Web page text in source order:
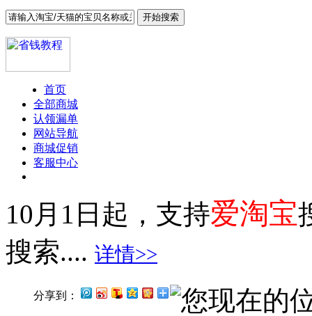
开始搜索
首页
全部商城
认领漏单
网站导航
商城促销
客服中心
10月1日起，支持爱淘宝
搜索.... 详情>>
分享到：
您现在的